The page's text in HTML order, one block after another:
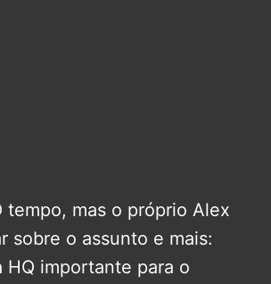
tempo, mas o próprio Alex
sobre o assunto e mais:
HQ importante para o